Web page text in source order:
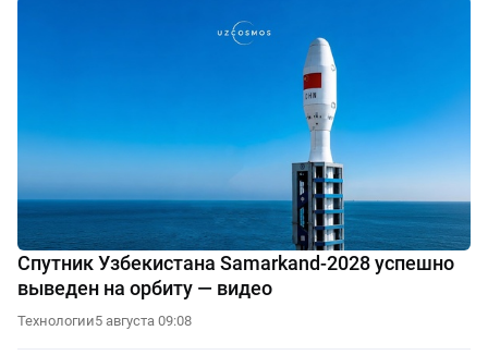
Спутник Узбекистана Samarkand-2028 успешно
выведен на орбиту — видео
Технологии5 августа 09:08